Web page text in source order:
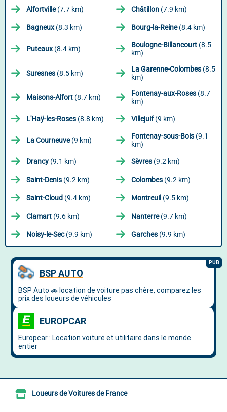
Alfortville(7.7 km) Châtillon (7.9 km)
Bagneux(8.3 km) Bourg-la-Reine(8.4 km)
Puteaux(8.4 km) Boulogne-Billancourt (8.5
km)
Suresnes (8.5 km) La Garenne-Colombes (8.5
km)
Maisons-Alfort (8.7 km) Fontenay-aux-Roses (8.7
km)
L'Haÿ-les-Roses (8.8 km) Villejuif(9 km)
La Courneuve(9 km) Fontenay-sous-Bois (9.1
km)
Drancy (9.1 km) Sèvres (9.2 km)
Saint-Denis (9.2 km) Colombes (9.2 km)
Saint-Cloud (9.4 km) Montreuil (9.5 km)
Clamart (9.6 km) Nanterre(9.7 km)
Noisy-le-Sec(9.9 km) Garches (9.9 km)
Loueurs de Voitures de France